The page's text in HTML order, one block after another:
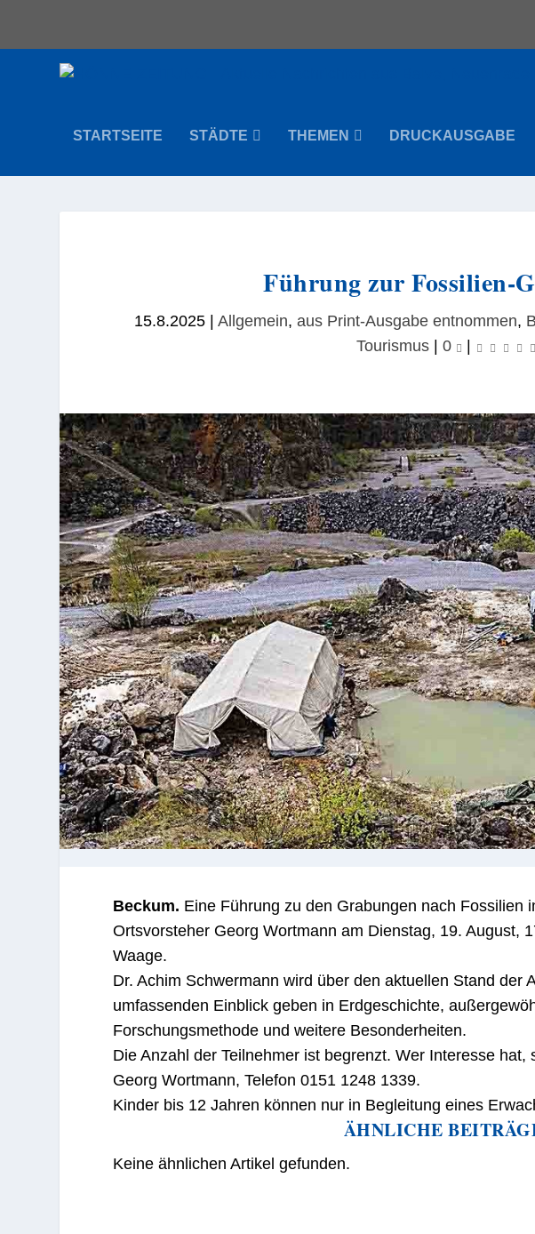
STARTSEITE STÄDTE THEMEN DRUCKAUSGABE
Führung zur Fossilien-
15.8.2025 |Allgemein,aus Print-Ausgabe entnommen,
Tourismus| 0
Beckum. Eine Führung zu den Grabungen nach Fossilien
Ortsvorsteher Georg Wortmann am Dienstag, 19. August,
Waage.
Dr. Achim Schwermann wird über den aktuellen Stand der
umfassenden Einblick geben in Erdgeschichte,
Forschungsmethode und weitere Besonderheiten.
Die Anzahl der Teilnehmer ist begrenzt. Wer Interesse hat,
Georg Wortmann, Telefon 0151 1248 1339.
Kinder bis 12 Jahren können nur in Begleitung eines
ÄHNLICHE
Keine ähnlichen Artikel gefunden.